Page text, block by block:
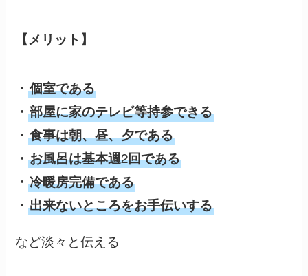
【メリット】
・個室である
・部屋に家のテレビ等持参できる
・食事は朝、昼、夕である
・お風呂は基本週2回である
・冷暖房完備である
・出来ないところをお手伝いする
など淡々と伝える